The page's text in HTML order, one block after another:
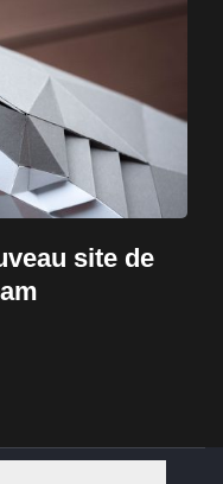
site de